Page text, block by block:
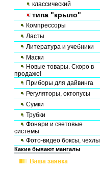
классический
типа "крыло"
Компрессоры
Ласты
Литература и учебники
Маски
Новые товары. Скоро в
продаже!
Приборы для дайвинга
Регуляторы, октопусы
Сумки
Трубки
Фонари и световые
системы
Фото-видео боксы, чехлы
Какие бывают мангалы